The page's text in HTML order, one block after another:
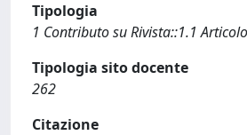
Tipologia
1 Contributo su Rivista::1.1
Tipologia sito docente
262
Citazione